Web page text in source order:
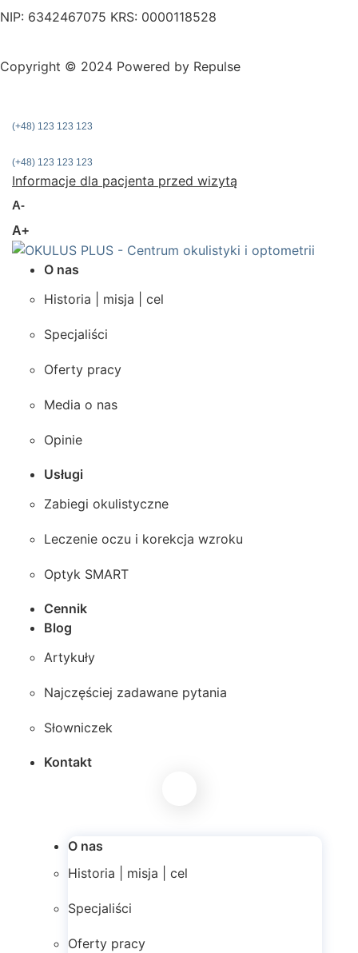
NIP: 6342467075 KRS: 0000118528
Copyright © 2024 Powered by Repulse
(+48) 123 123 123
(+48) 123 123 123
Informacje dla pacjenta przed wizytą
A-
A+
O nas
Historia | misja | cel
Specjaliści
Oferty pracy
Media o nas
Opinie
Usługi
Zabiegi okulistyczne
Leczenie oczu i korekcja wzroku
Optyk SMART
Cennik
Blog
Artykuły
Najczęściej zadawane pytania
Słowniczek
Kontakt
O nas
Historia | misja | cel
Specjaliści
Oferty pracy